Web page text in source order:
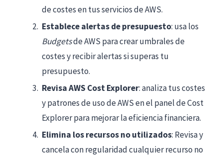
de costes en tus servicios de AWS.
Establece alertas de presupuesto: usa los
Budgetsde AWS para crear umbrales de
costes y recibir alertas si superas tu
presupuesto.
Revisa AWS Cost Explorer: analiza tus costes
y patrones de uso de AWS en el panel de Cost
Explorer para mejorar la eficiencia financiera.
Elimina los recursos no utilizados: Revisa y
cancela con regularidad cualquier recurso no